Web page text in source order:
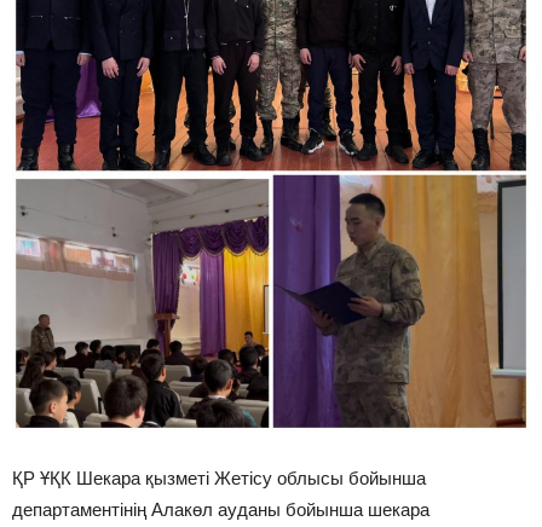
ҚР ҰҚК Шекара қызметі Жетісу облысы бойынша
департаментінің Алакөл ауданы бойынша шекара